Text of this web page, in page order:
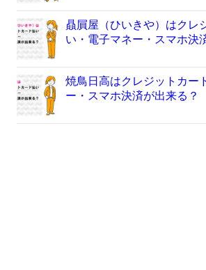
贔屓屋（ひいきや）はクレ
い・電子マネー・スマホ決
焼鳥日高はクレジットカー
ー・スマホ決済が出来る？